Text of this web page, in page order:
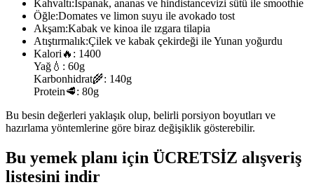
Kahvaltı:Ispanak, ananas ve hindistancevizi sütü ile smoothie
Öğle:Domates ve limon suyu ile avokado tost
Akşam:Kabak ve kinoa ile ızgara tilapia
Atıştırmalık:Çilek ve kabak çekirdeği ile Yunan yoğurdu
Kalori 🔥: 1400
Yağ 💧: 60g
Karbonhidrat🌾: 140g
Protein🥩: 80g
Bu besin değerleri yaklaşık olup, belirli porsiyon boyutları ve
hazırlama yöntemlerine göre biraz değişiklik gösterebilir.
Bu yemek planı için ÜCRETSİZ alışveriş
listesini indir